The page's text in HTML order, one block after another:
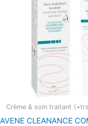
Crème & soin traitant
AVENE CLEANANCE